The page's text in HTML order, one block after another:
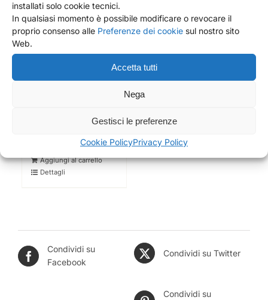
installati solo cookie tecnici.
In qualsiasi momento è possibile modificare o revocare il
proprio consenso alle Preferenze dei cookie sul nostro sito
Web.
Accetta tutti
Nega
Gestisci le preferenze
Cookie PolicyPrivacy Policy
88,00€
Aggiungi al carrello
Dettagli
Condividi su
Facebook
Condividi su Twitter
Condividi su